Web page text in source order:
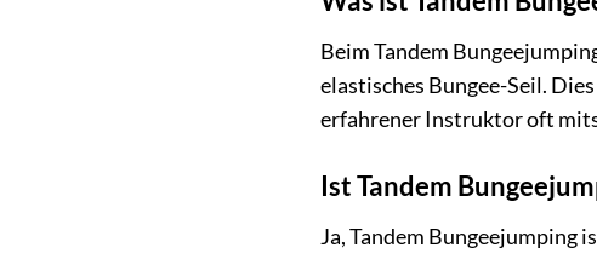
Beim Tandem
elastisches Bungee-Seil.
erfahrener Instruktor oft
Ist Tandem
Ja, Tandem Bungeejumping